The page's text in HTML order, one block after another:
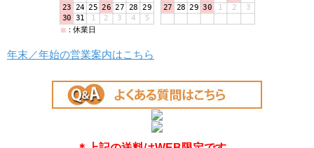
年末／年始の営業案内はこちら